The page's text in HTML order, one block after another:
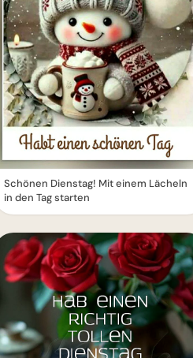
Schönen Dienstag! Mit einem Lächeln
in den Tag starten